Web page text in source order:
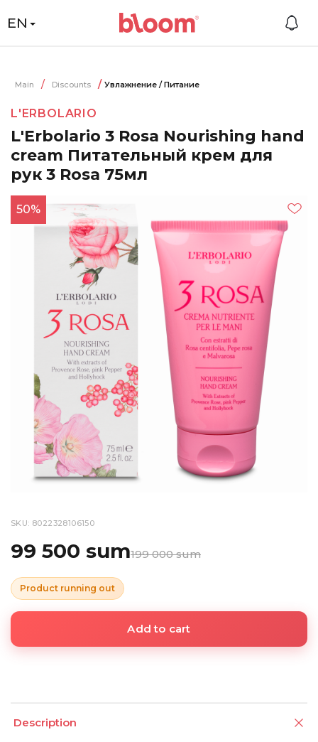
EN
Main Discounts Увлажнение / Питание
L'ERBOLARIO
L'Erbolario 3 Rosa Nourishing hand
cream Питательный крем для
рук 3 Rosa 75мл
50%
SKU: 8022328106150
99 500 sum199 000 sum
Product running out
Add to cart
Description